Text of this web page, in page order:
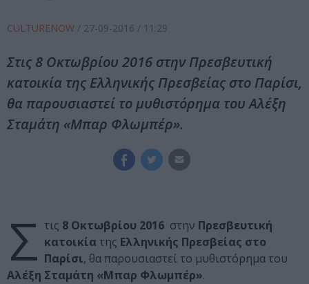
CULTURENOW / 27-09-2016 / 11:29
Στις 8 Οκτωβρίου 2016 στην Πρεσβευτική
κατοικία της Ελληνικής Πρεσβείας στο Παρίσι,
θα παρουσιαστεί το μυθιστόρημα του Αλέξη
Σταμάτη «Μπαρ Φλωμπέρ».
Σ τις 8 Οκτωβρίου 2016 στην Πρεσβευτική
κατοικία της Ελληνικής Πρεσβείας στο
Παρίσι, θα παρουσιαστεί το μυθιστόρημα του
Αλέξη Σταμάτη «Μπαρ Φλωμπέρ».